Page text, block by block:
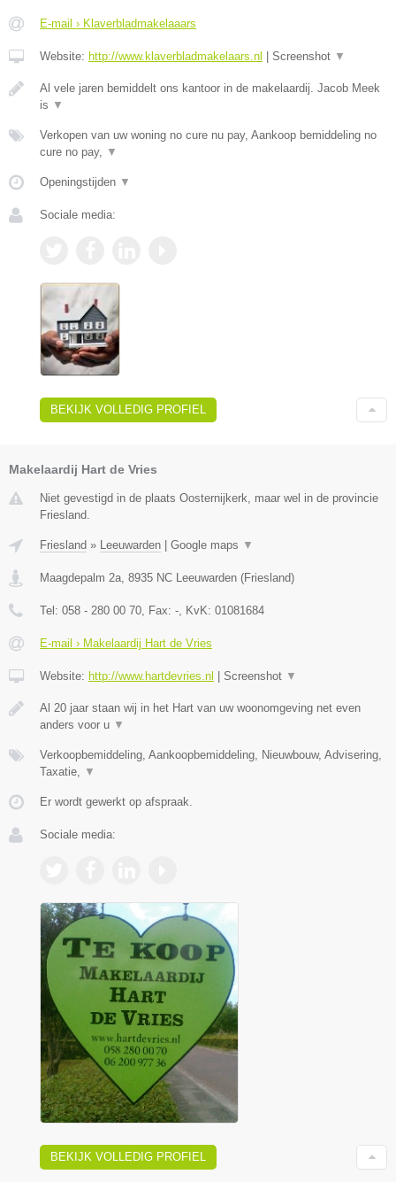
E-mail › Klaverbladmakelaaars
Website: http://www.klaverbladmakelaars.nl | Screenshot ▼
Al vele jaren bemiddelt ons kantoor in de makelaardij. Jacob Meek
is ▼
Verkopen van uw woning no cure nu pay, Aankoop bemiddeling no
cure no pay,
▼
Openingstijden ▼
Sociale media:
BEKIJK VOLLEDIG PROFIEL
Makelaardij Hart de Vries
Niet gevestigd in de plaats Oosternijkerk, maar wel in de provincie
Friesland.
Friesland » Leeuwarden Google maps ▼
Maagdepalm 2a, 8935 NC Leeuwarden (Friesland)
Tel: 058 - 280 00 70, Fax: -, KvK: 01081684
E-mail › Makelaardij Hart de Vries
Website: http://www.hartdevries.nl Screenshot ▼
Al 20 jaar staan wij in het Hart van uw woonomgeving net even
anders voor u ▼
Verkoopbemiddeling, Aankoopbemiddeling, Nieuwbouw, Advisering,
Taxatie, ▼
Er wordt gewerkt op afspraak.
Sociale media:
BEKIJK VOLLEDIG PROFIEL